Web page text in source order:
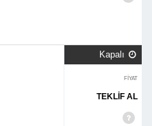
Kapalı 
FİYAT
TEKLİF AL